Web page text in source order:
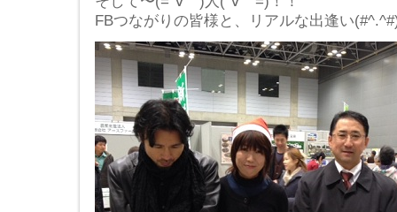
FBつながりの皆様と、リアルな出逢い